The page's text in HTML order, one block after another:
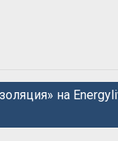
на